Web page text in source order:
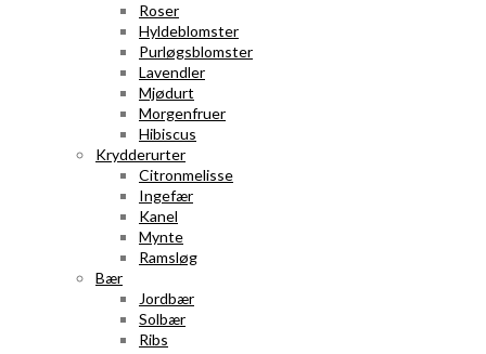
Roser
Hyldeblomster
Purløgsblomster
Lavendler
Mjødurt
Morgenfruer
Hibiscus
Krydderurter
Citronmelisse
Ingefær
Kanel
Mynte
Ramsløg
Bær
Jordbær
Solbær
Ribs